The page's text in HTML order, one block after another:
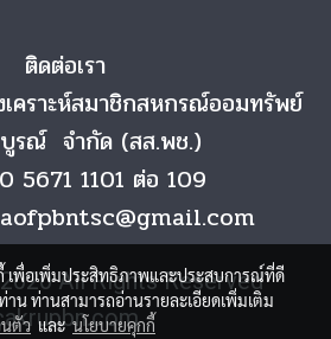
ติดต่อเรา
คราะห์สมาชิกสหกรณ์ออมทรัพย์
บูรณ์ จำกัด (สส.พช.)
1101 ต่อ 109
All Rights Reserved
เพื่อเพิ่มประสิทธิภาพและประสบการณ์ที่ดี
าน ท่านสามารถอ่านรายละเอียดเพิ่มเติม
ตัวและนโยบายคุกกี้